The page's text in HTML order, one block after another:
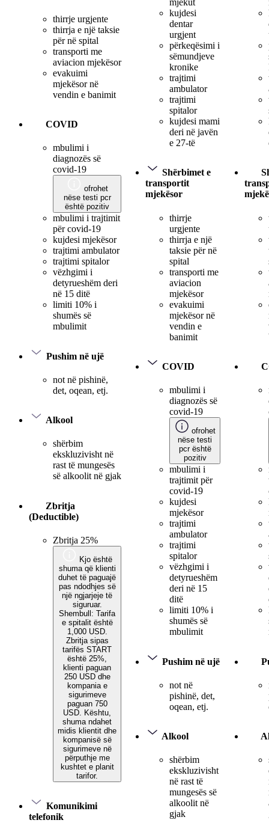
thirrje urgjente
thirrja e një taksie
për në spital
transporti me
aviacion mjekësor
evakuimi
mjekësor në
vendin e banimit
COVID
mbulimi i
diagnozës së
covid-19
ofrohet
nëse testi pcr
është pozitiv
mbulimi i trajtimit
për covid-19
kujdesi mjekësor
trajtimi ambulator
trajtimi spitalor
vëzhgimi i
detyrueshëm deri
në 15 ditë
limiti 10% i
shumës së
mbulimit
Pushim në ujë
not në pishinë,
det, oqean, etj.
Alkool
shërbim
ekskluzivisht në
rast të mungesës
së alkoolit në gjak
Zbritja
(Deductible)
Zbritja 25%
Kjo është
shuma që klienti
duhet të paguajë
pas ndodhjes së
një ngjarjeje të
siguruar.
Shembull: Tarifa
e spitalit është
1,000 USD.
Zbritja sipas
tarifës START
është 25%,
klienti paguan
250 USD dhe
kompania e
sigurimeve
paguan 750
USD. Kështu,
shuma ndahet
midis klientit dhe
kompanisë së
sigurimeve në
përputhje me
kushtet e planit
tarifor.
Komunikimi
telefonik
mjekut
kujdesi
dentar
urgjent
përkeqësimi i
sëmundjeve
kronike
trajtimi
ambulator
trajtimi
spitalor
kujdesi mami
deri në javën
e 27-të
Shërbimet e
transportit
mjekësor
thirrje
urgjente
thirrja e një
taksie për në
spital
transporti me
aviacion
mjekësor
evakuimi
mjekësor në
vendin e
banimit
COVID
mbulimi i
diagnozës së
covid-19
ofrohet
nëse testi
pcr është
pozitiv
mbulimi i
trajtimit për
covid-19
kujdesi
mjekësor
trajtimi
ambulator
trajtimi
spitalor
vëzhgimi i
detyrueshëm
deri në 15
ditë
limiti 10% i
shumës së
mbulimit
Pushim në ujë
not në
pishinë, det,
oqean, etj.
Alkool
shërbim
ekskluzivisht
në rast të
mungesës së
alkoolit në
gjak